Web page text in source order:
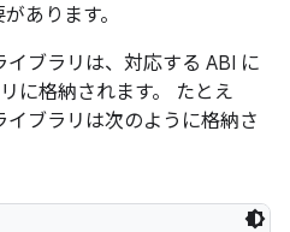
あります。
イブラリは、対応する ABI に
に格納されます。 たとえ
イブラリは次のように格納さ